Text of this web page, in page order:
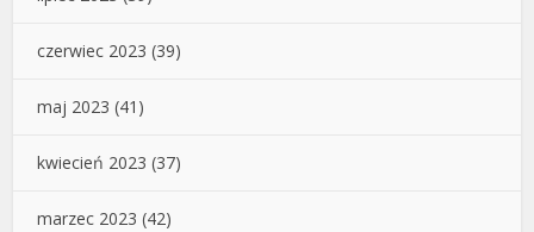
czerwiec 2023 (39)
maj 2023 (41)
kwiecień 2023 (37)
marzec 2023 (42)